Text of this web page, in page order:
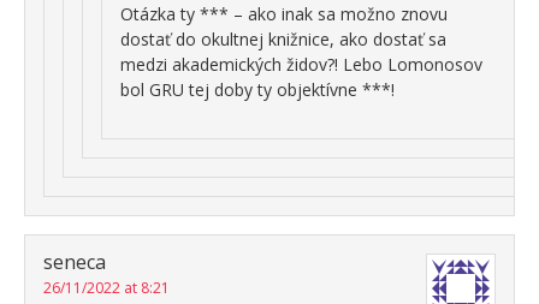
Otázka ty *** – ako inak sa možno znovu
dostať do okultnej knižnice, ako dostať sa
medzi akademických židov?! Lebo Lomonosov
bol GRU tej doby ty objektívne ***!
seneca
26/11/2022 at 8:21